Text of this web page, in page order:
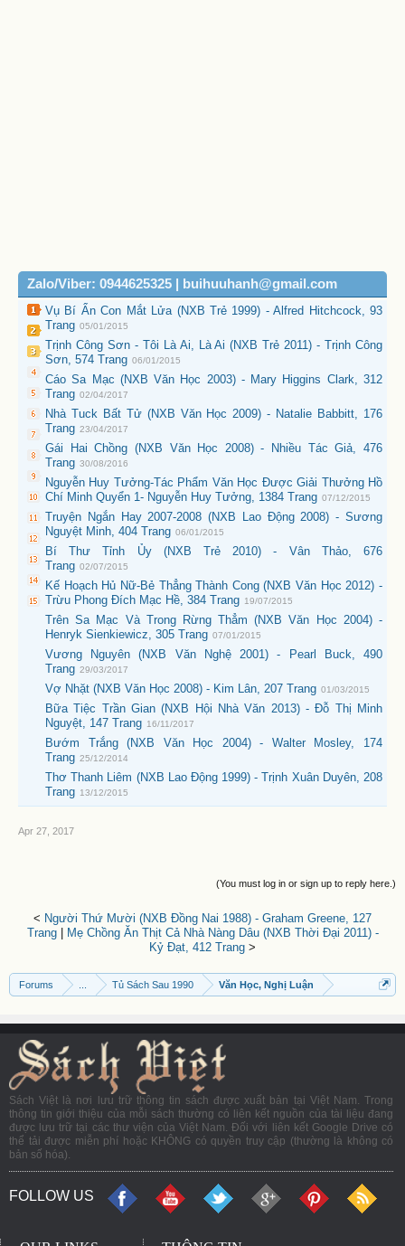
Zalo/Viber: 0944625325 | buihuuhanh@gmail.com
Vụ Bí Ẩn Con Mắt Lửa (NXB Trẻ 1999) - Alfred Hitchcock, 93
Trang 05/01/2015
Trịnh Công Sơn - Tôi Là Ai, Là Ai (NXB Trẻ 2011) - Trịnh Công
Sơn, 574 Trang 06/01/2015
Cáo Sa Mạc (NXB Văn Học 2003) - Mary Higgins Clark, 312
Trang 02/04/2017
Nhà Tuck Bất Tử (NXB Văn Học 2009) - Natalie Babbitt, 176
Trang 23/04/2017
Gái Hai Chồng (NXB Văn Học 2008) - Nhiều Tác Giả, 476
Trang 30/08/2016
Nguyễn Huy Tưởng-Tác Phẩm Văn Học Được Giải Thưởng Hồ
Chí Minh Quyển 1- Nguyễn Huy Tưởng, 1384 Trang 07/12/2015
Truyện Ngắn Hay 2007-2008 (NXB Lao Động 2008) - Sương
Nguyệt Minh, 404 Trang 06/01/2015
Bí Thư Tỉnh Ủy (NXB Trẻ 2010) - Vân Thảo, 676
Trang 02/07/2015
Kế Hoạch Hủ Nữ-Bẻ Thẳng Thành Cong (NXB Văn Học 2012) -
Trừu Phong Đích Mạc Hề, 384 Trang 19/07/2015
Trên Sa Mạc Và Trong Rừng Thẳm (NXB Văn Học 2004) -
Henryk Sienkiewicz, 305 Trang 07/01/2015
Vương Nguyên (NXB Văn Nghệ 2001) - Pearl Buck, 490
Trang 29/03/2017
Vợ Nhặt (NXB Văn Học 2008) - Kim Lân, 207 Trang 01/03/2015
Bữa Tiệc Trần Gian (NXB Hội Nhà Văn 2013) - Đỗ Thị Minh
Nguyệt, 147 Trang 16/11/2017
Bướm Trắng (NXB Văn Học 2004) - Walter Mosley, 174
Trang 25/12/2014
Thơ Thanh Liêm (NXB Lao Động 1999) - Trịnh Xuân Duyên, 208
Trang 13/12/2015
Apr 27, 2017
(You must log in or sign up to reply here.)
< Người Thứ Mười (NXB Đồng Nai 1988) - Graham Greene, 127
Trang|
Mẹ Chồng Ăn Thịt Cả Nhà Nàng Dâu (NXB Thời Đại 2011) -
Kỷ Đạt, 412 Trang >
Forums Tủ Sách Sau 1990 Văn Học, Nghị Luận
Sách Việt là nơi lưu trữ thông tin sách được xuất bản tại Việt Nam. Trong
thông tin giới thiệu của mỗi sách thường có liên kết nguồn của tài liệu đang
được lưu trữ tại các thư viện của Việt Nam. Đối với liên kết Google Drive có
thể tải được miễn phí hoặc KHÔNG có quyền truy cập (thường là không có
bản số hóa).
FOLLOW US